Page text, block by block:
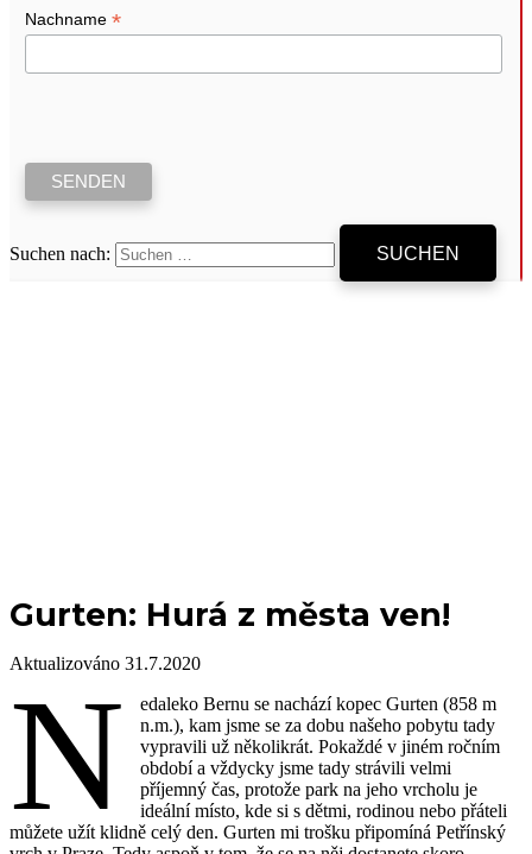
Nachname *
Suchen nach:
Gurten: Hurá z města ven!
Aktualizováno 31.7.2020
N
edaleko Bernu se nachází kopec Gurten (858 m
n.m.), kam jsme se za dobu našeho pobytu tady
vypravili už několikrát. Pokaždé v jiném ročním
období a vždycky jsme tady strávili velmi
příjemný čas, protože park na jeho vrcholu je
ideální místo, kde si s dětmi, rodinou nebo přáteli
můžete užít klidně celý den. Gurten mi trošku připomíná Petřínský